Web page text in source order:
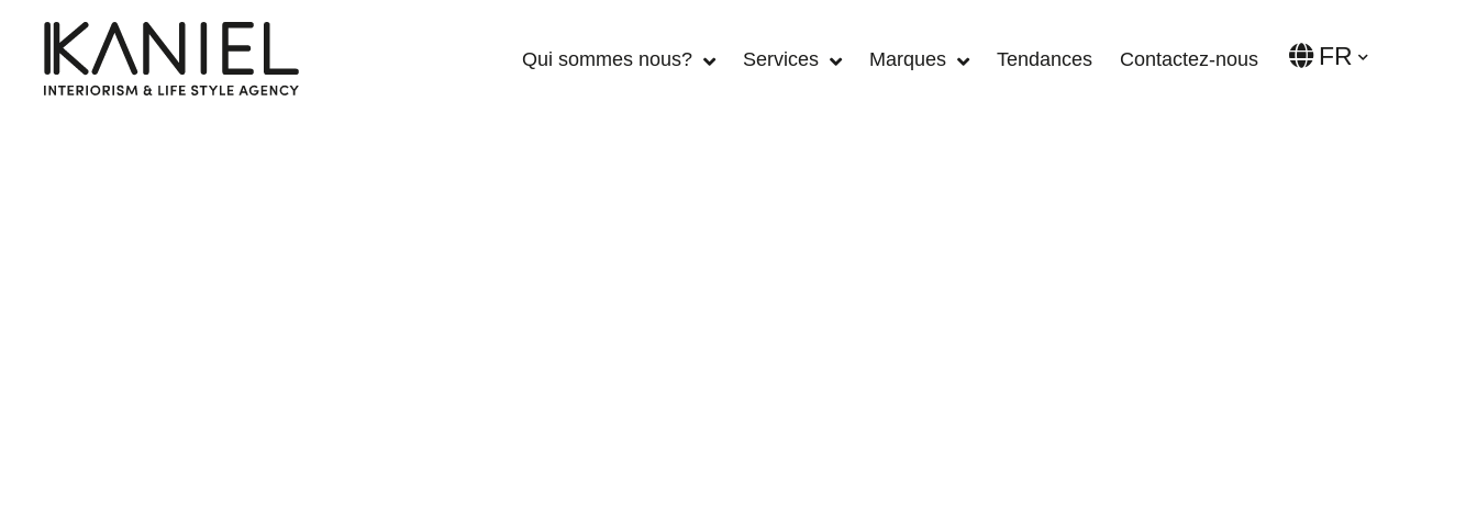
Qui sommes nous? Services Marques Tendances Contactez-nous FR